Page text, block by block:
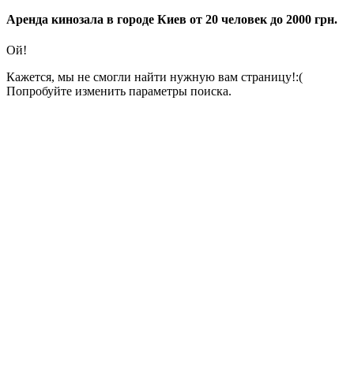
Аренда кинозала в городе Киев от 20 человек до 2000 грн.
Ой!
Кажется, мы не смогли найти нужную вам страницу!:(
Попробуйте изменить параметры поиска.